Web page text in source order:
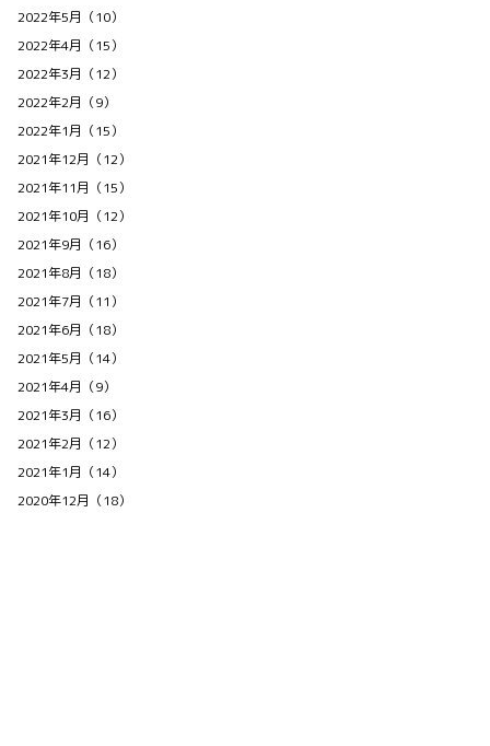
2022年5月（10）
2022年4月（15）
2022年3月（12）
2022年2月（9）
2022年1月（15）
2021年12月（12）
2021年11月（15）
2021年10月（12）
2021年9月（16）
2021年8月（18）
2021年7月（11）
2021年6月（18）
2021年5月（14）
2021年4月（9）
2021年3月（16）
2021年2月（12）
2021年1月（14）
2020年12月（18）